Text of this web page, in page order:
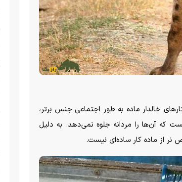
خالدار ماده به طور اجتماعی جنس برتر،
که آن‌ها را مردانه جلوه نمی‌دهد. به دلیل
نر از ماده کار ساده‌ای نیست.